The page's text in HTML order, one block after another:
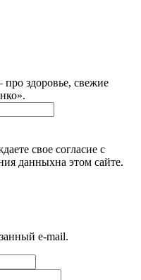
здоровье, свежие
свое согласие с
данныхна этом сайте.
e-mail.